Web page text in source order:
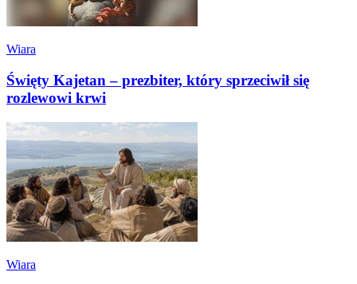
Wiara
Święty Kajetan – prezbiter, który sprzeciwił się
rozlewowi krwi
Wiara